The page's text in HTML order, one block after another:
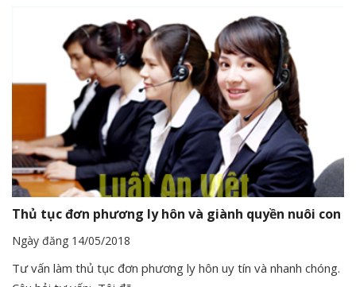
Thủ tục đơn phương ly hôn và giành quyền nuôi con
Ngày đăng 14/05/2018
Tư vấn làm thủ tục đơn phương ly hôn uy tín và nhanh chóng.